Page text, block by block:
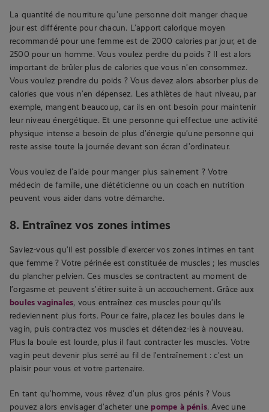
La quantité de nourriture qu’une personne doit manger chaque
jour est différente pour chacun. L’apport calorique moyen
recommandé pour une femme est de 2000 calories par jour, et de
2500 pour un homme. Vous voulez perdre du poids ? Il est alors
important de brûler plus de calories que vous n’en consommez.
Vous voulez prendre du poids ? Vous devez alors absorber plus de
calories que vous n’en dépensez. Les athlètes de haut niveau, par
exemple, mangent beaucoup, car ils en ont besoin pour maintenir
leur niveau énergétique. Et une personne qui effectue une activité
physique intense a besoin de plus d’énergie qu’une personne qui
reste assise toute la journée devant son écran d’ordinateur.
Vous voulez de l’aide pour manger plus sainement ? Votre
médecin de famille, une diététicienne ou un coach en nutrition
peuvent vous aider dans votre démarche.
8. Entraînez vos zones intimes
Saviez-vous qu’il est possible d’exercer vos zones intimes en tant
que femme ? Votre périnée est constituée de muscles ; les muscles
du plancher pelvien. Ces muscles se contractent au moment de
l’orgasme et peuvent s’étirer suite à un accouchement. Grâce aux
boules vaginales, vous entraînez ces muscles pour qu’ils
redeviennent plus forts. Pour ce faire, placez les boules dans le
vagin, puis contractez vos muscles et détendez-les à nouveau.
Plus la boule est lourde, plus il faut contracter les muscles. Votre
vagin peut devenir plus serré au fil de l’entraînement : c’est un
plaisir pour vous et votre partenaire.
En tant qu’homme, vous rêvez d’un plus gros pénis ? Vous
pouvez alors envisager d’acheter unepompe à pénis. Avec une